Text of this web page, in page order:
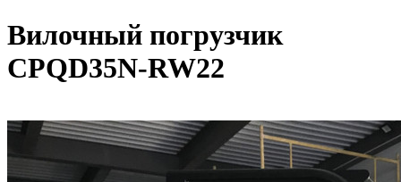
Вилочный погрузчик
CPQD35N-RW22